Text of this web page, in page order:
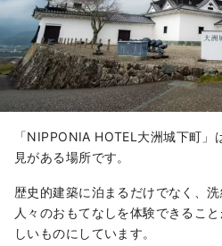
「NIPPONIA HOTEL大洲城下町
見がある場所です。
歴史的建築に泊まるだけでなく、
人々のおもてなしを体験できるこ
しいものにしています。